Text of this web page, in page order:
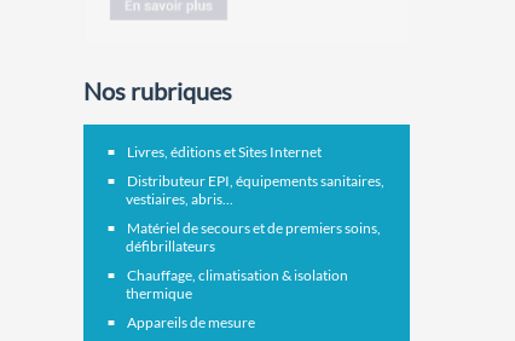
Nos rubriques
Livres, éditions et Sites Internet
Distributeur EPI, équipements sanitaires,
vestiaires, abris...
Matériel de secours et de premiers soins,
défibrillateurs
Chauffage, climatisation & isolation
thermique
Appareils de mesure